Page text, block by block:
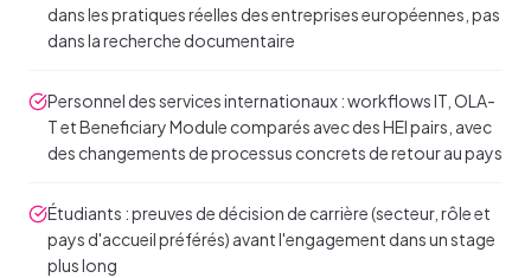
dans les pratiques réelles des entreprises européennes, pas
dans la recherche documentaire
Personnel des services internationaux : workflows IT, OLA-
T et Beneficiary Module comparés avec des HEI pairs, avec
des changements de processus concrets de retour au pays
Étudiants : preuves de décision de carrière (secteur, rôle et
pays d'accueil préférés) avant l'engagement dans un stage
plus long